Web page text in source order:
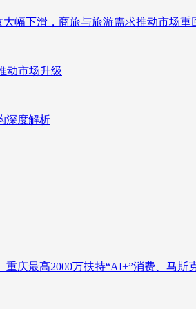
幅下滑，商旅与旅游需求推动市场重
动市场升级
深度解析
庆最高2000万扶持“AI+”消费、马斯